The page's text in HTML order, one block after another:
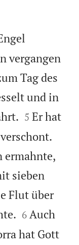
vergangen
Tag des
und in


5 Er hat
ermahnte,
sieben
Flut über


6 Auch
hat Gott